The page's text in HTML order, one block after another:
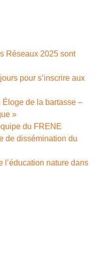
Réseaux 2025 sont
pour s’inscrire aux
Éloge de la bartasse –
»
du FRENE
de dissémination du
l’éducation nature dans